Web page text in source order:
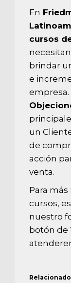
En
cursos
brindar
e
empresa.
un
de
acción
venta.
Para
cursos,
nuestro
botón de
Relacionado